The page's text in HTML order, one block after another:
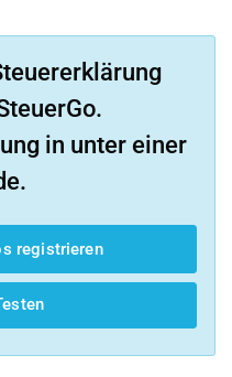
in unter einer
registrieren